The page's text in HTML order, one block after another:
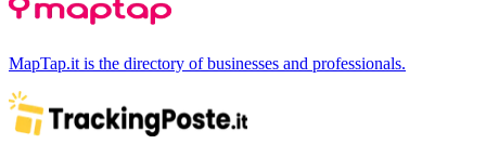
MapTap.it is the directory of businesses and professionals.